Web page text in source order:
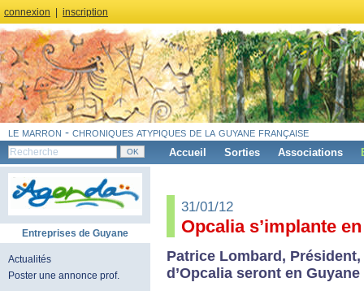
connexion inscription
le marron - chroniques atypiques de la guyane française
Accueil Sorties Associations
Entreprises de Guyane
Actualités
Poster une annonce prof.
31/01/12
Opcalia s’implante
Patrice Lombard,
d’Opcalia seront en